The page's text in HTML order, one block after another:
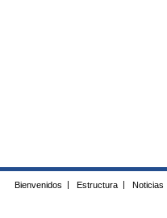
Bienvenidos Estructura Noticias